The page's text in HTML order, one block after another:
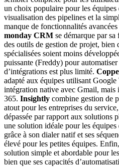
un choix populaire pour les équipes
visualisation des pipelines et la
manque de fonctionnalités
monday CRM se démarque par
des outils de gestion de projet, bien
spécialisées soient moins
puissante (Freddy) pour
d’intégrations est plus limité.
adapté aux équipes utilisant Google
intégration native avec Gmail,
365. Insightly combine gestion de
atout pour les entreprises du
dépassée par rapport aux solutions
une solution idéale pour les
grâce à son dialer natif et ses
élevé pour les petites équipes. Enfin,
solution simple et abordable pour
bien que ses capacités